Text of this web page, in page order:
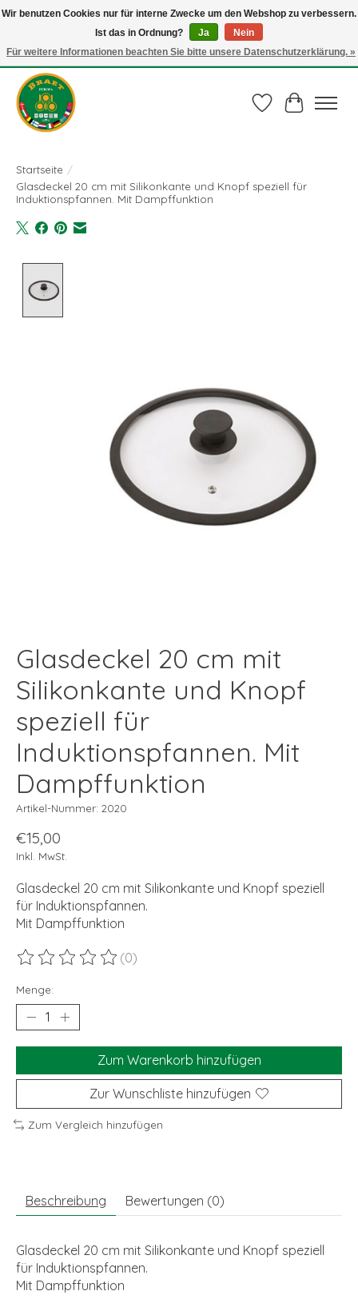
Juli actie: 10% korting op alle ECO-PROOF pannen en bij een bestelling van €
75,00 of meer ook nog een mooie vleestang t.w.v. € 10,00 HELEMAAL GRATIS
Gebruik de code: ECO-PROOF.
Wunschzettel
Ihr
Startseite /
Glasdeckel 20 cm mit Silikonkante und Knopf speziell für
Induktionspfannen. Mit Dampffunktion
Glasdeckel 20 cm mit
Silikonkante und Knopf
speziell für
Induktionspfannen. Mit
Dampffunktion
Artikel-Nummer: 2020
€15,00
Inkl. MwSt.
Glasdeckel 20 cm mit Silikonkante und Knopf speziell
für Induktionspfannen.
Mit Dampffunktion
Die Bewertung dieses Produkts ist
(0)
Menge:
Zum Warenkorb hinzufügen
Zur Wunschliste hinzufügen
Zum Vergleich hinzufügen
Beschreibung Bewertungen (0)
Glasdeckel 20 cm mit Silikonkante und Knopf speziell
für Induktionspfannen.
Mit Dampffunktion
Wir benutzen Cookies nur für interne Zwecke um den Webshop zu verbessern.
Ist das in Ordnung?
Ja
Nein
Für weitere Informationen beachten Sie bitte unsere Datenschutzerklärung. »